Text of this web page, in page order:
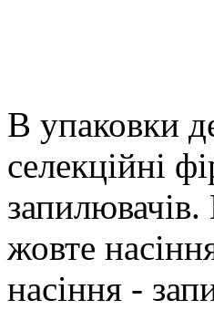
В упаковки
селекційні
жовте
насіння -